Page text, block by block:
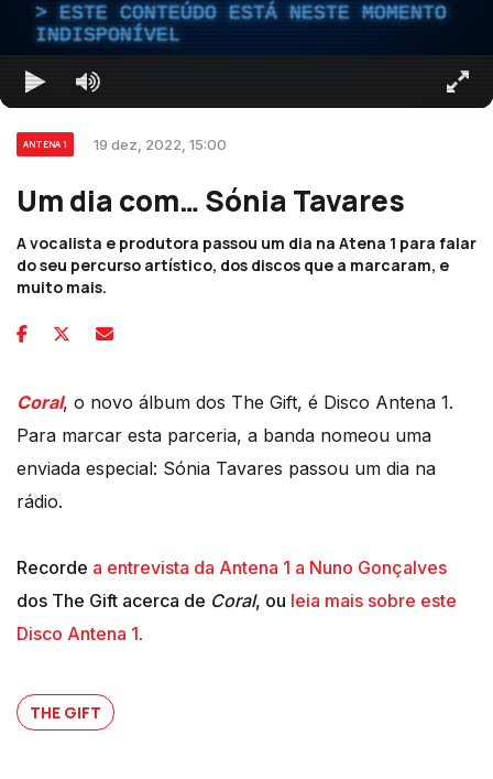
ESTE CONTEÚDO ESTÁ NESTE MOMENTO
INDISPONÍVEL
ANTENA 1 19 dez, 2022, 15:00
Um dia com… Sónia Tavares
A vocalista e produtora passou um dia na Atena 1 para falar
do seu percurso artístico, dos discos que a marcaram, e
muito mais.
Coral, o novo álbum dos The Gift, é Disco Antena 1.
Para marcar esta parceria, a banda nomeou uma
enviada especial: Sónia Tavares passou um dia na
rádio.
Recorde a entrevista da Antena 1 a Nuno Gonçalves
dos The Gift acerca de Coral, ou leia mais sobre este
Disco Antena 1.
THE GIFT